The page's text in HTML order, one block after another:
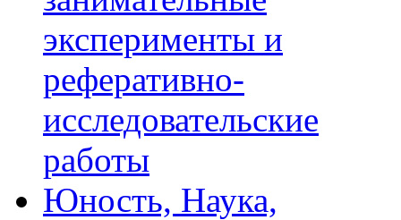
эксперименты и
реферативно-
исследовательские
работы
Юность, Наука,